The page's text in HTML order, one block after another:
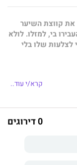
קווצת השיער
בי, למזלו. לולא
שלו בלי
אני בטוחה
לגלות מי הגבר
קרא/י עוד..
0 דירוגים